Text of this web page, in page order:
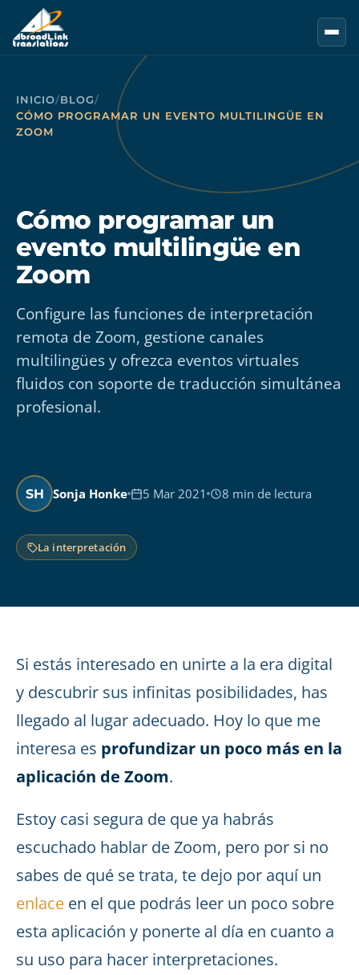
Saltar al contenido principal
INICIO/BLOG/
CÓMO PROGRAMAR UN EVENTO MULTILINGÜE EN
ZOOM
Cómo programar un
evento multilingüe en
Zoom
Configure las funciones de interpretación
remota de Zoom, gestione canales
multilingües y ofrezca eventos virtuales
fluidos con soporte de traducción simultánea
profesional.
SH Sonja Honke 5 Mar 2021 8 min de lectura
La interpretación
Si estás interesado en unirte a la era digital
y descubrir sus infinitas posibilidades, has
llegado al lugar adecuado. Hoy lo que me
interesa es profundizar un poco más en la
aplicación de Zoom.
Estoy casi segura de que ya habrás
escuchado hablar de Zoom, pero por si no
sabes de qué se trata, te dejo por aquí un
enlace en el que podrás leer un poco sobre
esta aplicación y ponerte al día en cuanto a
su uso para hacer interpretaciones.